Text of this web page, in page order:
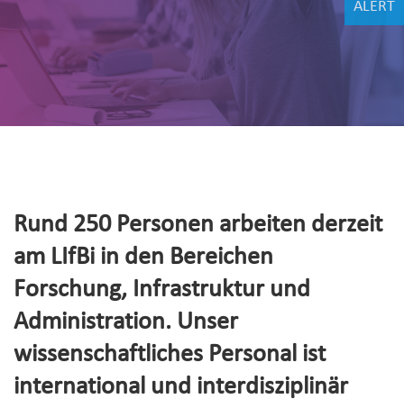
Rund 250 Personen arbeiten derzeit
am LIfBi in den Bereichen
Forschung, Infrastruktur und
Administration. Unser
wissenschaftliches Personal ist
international und interdisziplinär
ALERT